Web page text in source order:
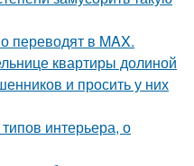
переводят в MAX.
квартиры долиной
и просить у них
интерьера, о